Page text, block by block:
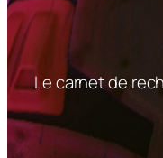
Le carnet de